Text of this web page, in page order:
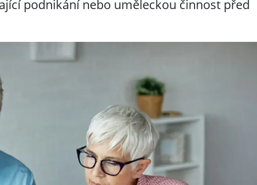
podnikání nebo uměleckou činnost před